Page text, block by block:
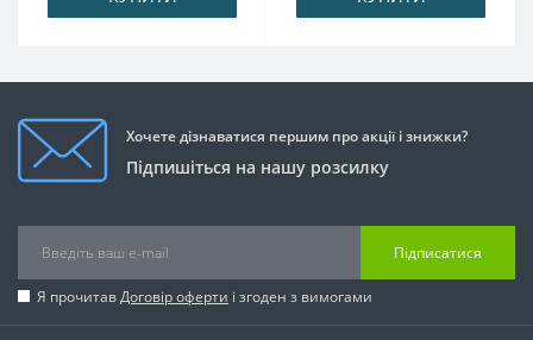
Хочете дізнаватися першим про акції і знижки?
Підпишіться на нашу розсилку
Підписатися
Я прочитавДоговір оферти і згоден з вимогами